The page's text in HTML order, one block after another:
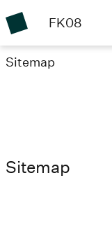
FK08
Sitemap
Sitemap